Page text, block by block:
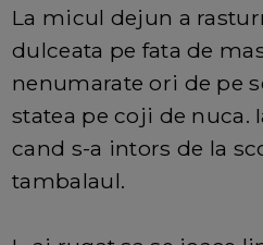
La micul dejun a
dulceata pe fata de
nenumarate ori de pe
statea pe coji de nuca.
cand s-a intors de la
tambalaul.